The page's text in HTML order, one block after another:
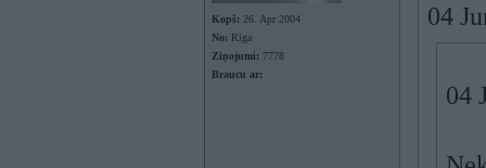
Kopš: 26. Apr 2004
No: Rīga
Ziņojumi: 7778
Braucu ar:
04
04